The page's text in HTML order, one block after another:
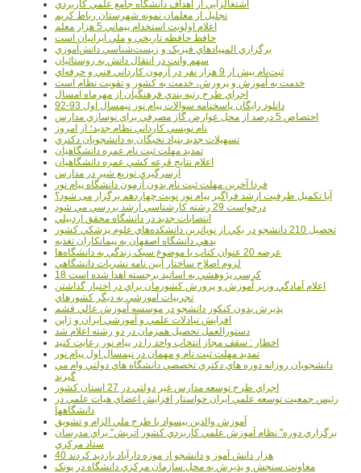
اشتغالزايي از اهداف دانشگاه جامع علمي کاربردي
تجليل از معلمان نمونه شهرستان رباط کريم
اعلام اولويت استخدام پيماني 5 هزار معلم
حافظ حافظه تاريخي و ملي ايرانيان است
برگزاري المپيادهاي فيزيک و زيست‌شناسي دانش‌آموزي
سهم وانت در انتقال دانش به روستائيان
ثبت‌نام بيش از 9 هزار نفر در آزمون کارداني فني و حرفه‌اي
خدمت به آموزش و پرورش، خدمت به کشور و تقويت نظام است
اجراي طرح رتبه بندي فرهنگيان از مهرماه امسال
دانلود رایگان پاسخنامه سوالات پیام نور نیمسال اول 93-92
اختصاص 5 درصد از محل عوارض گاز مصرفي براي نوسازي مدارس
نام نويسي کارداني نظام جديد؛ از امروز
تسهيلات جديد بنياد نخبگان به دانشجويان دکتري
تمديد مهلت ثبت نام عمره دانشگاهيان
اعلام نتايج قرعه کشي عمره دانشگاهيان
ازسرگيري توزيع شير در مدارس
فردا آخرین مهلت ثبت نام بدون آزمون دانشگاه پیام نور
آیا تکمیل ظرفیت ارشد فراگیر پیام نور نوبت چهاردهم برگزار می شود؟
درخواست 29 رشته کارشناسي ارشد بررسي مي شود
انتصابات جديد در دانشگاه محقق اردبيلي
تحصيل 210 دانشجو در يکي از نوپاترين دانشکده‌هاي علوم پزشکي کشور
بدهي دانشگاه اصفهان به پيمانکاران تغذيه
عرضه 20 عنوان کتاب با موضوع سبک زندگي به دانشگاه‌ها
لزوم اصلاح ساختار آيين نامه نشريات دانشگاهي
18 کرسي پژوهشي به اساتيد برجسته اهدا شده است
اعلام آمادگي وزير آموزش و پرورش کشورمان براي در اختيار گذاشتن
تجربيات آموزشي به ديگر کشورهاي
پذيرش بدون کنکور دانشجو در موسسه آموزش عالي قشم
افزايش تبادلات علمي و آموزشي ايران و ژاپن
دستورالعمل تحصیل همزمان در دو رشته اعلام شد
اخطار : سقف مجاز انتخاب واحد را در پیام نور رعایت کنید
تمدید مهلت ثبت نام و مهمان در نیمسال اول پیام نور
دانشجويان روزانه دوره هاي دكتري تخصصي دانشگاه هاي دولتي وام مي
گيرند
اجراي طرح توسعه مدارس غير دولتي در 27 استان کشور
رئيس جمعيت توسعه علمي ايران خواستار افزايش اعضاي هيات علمي در
دانشگاهها
آموزش والدين بيسواد با طرح ملي الزام و تشويق
برگزاري دوره" نظام آموزش علمي كاربردي كشور اتريش" براي مدرسان
ستاد مرکزي
40 هزار دانش آموز و دانشجو از موزه دارآباد بازديد کردند
معاونت سنجش و پذيرش به محل سازمان مرکزي دانشگاه در پونک